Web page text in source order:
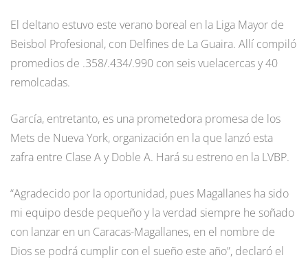
El deltano estuvo este verano boreal en la Liga Mayor de
Beisbol Profesional, con Delfines de La Guaira. Allí compiló
promedios de .358/.434/.990 con seis vuelacercas y 40
remolcadas.
García, entretanto, es una prometedora promesa de los
Mets de Nueva York, organización en la que lanzó esta
zafra entre Clase A y Doble A. Hará su estreno en la LVBP.
“Agradecido por la oportunidad, pues Magallanes ha sido
mi equipo desde pequeño y la verdad siempre he soñado
con lanzar en un Caracas-Magallanes, en el nombre de
Dios se podrá cumplir con el sueño este año”, declaró el